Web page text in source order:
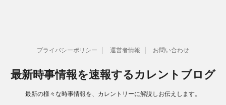
プライバシーポリシー 運営者情報 お問い合わせ
最新時事情報を速報するカレントブログ
最新の様々な時事情報を、カレントリーに解説しお伝えします。